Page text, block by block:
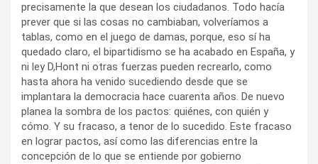
precisamente la que desean los ciudadanos. Todo hacía
prever que si las cosas no cambiaban, volveríamos a
tablas, como en el juego de damas, porque, eso sí ha
quedado claro, el bipartidismo se ha acabado en España, y
ni ley D,Hont ni otras fuerzas pueden recrearlo, como
hasta ahora ha venido sucediendo desde que se
implantara la democracia hace cuarenta años. De nuevo
planea la sombra de los pactos: quiénes, con quién y
cómo. Y su fracaso, a tenor de lo sucedido. Este fracaso
en lograr pactos, así como las diferencias entre la
concepción de lo que se entiende por gobierno